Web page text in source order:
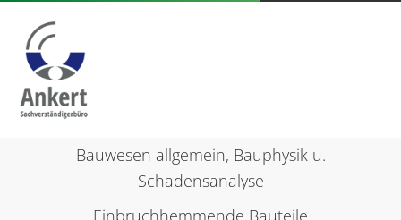
Bauwesen allgemein, Bauphysik u.
Schadensanalyse
Einbruchhemmende Bauteile